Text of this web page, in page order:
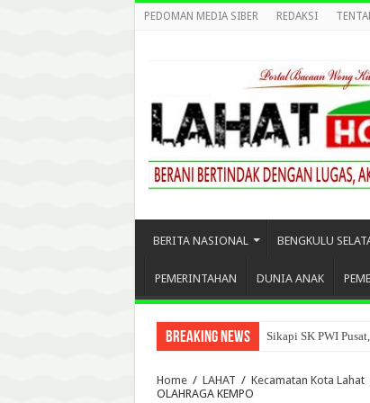
PEDOMAN MEDIA SIBER REDAKSI
BERITA NASIONAL BENGKULU
PEMERINTAHAN DUNIA ANAK
Breaking News Pemkab
Home / LAHAT / Kecamatan Kota Lahat
OLAHRAGA KEMPO